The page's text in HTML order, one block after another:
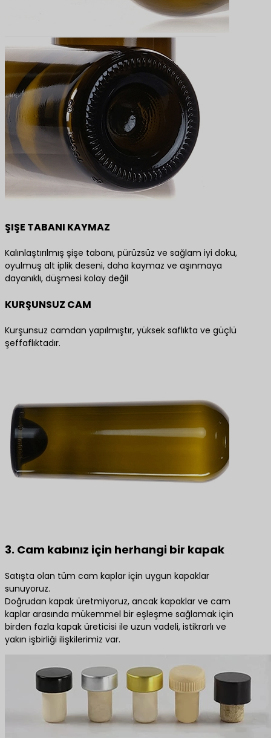
ŞIŞE TABANI KAYMAZ
Kalınlaştırılmış şişe tabanı, pürüzsüz ve sağlam iyi doku,
oyulmuş alt iplik deseni, daha kaymaz ve aşınmaya
dayanıklı, düşmesi kolay değil
KURŞUNSUZ CAM
Kurşunsuz camdan yapılmıştır, yüksek saflıkta ve güçlü
şeffaflıktadır.
3. Cam kabınız için herhangi bir kapak
Satışta olan tüm cam kaplar için uygun kapaklar
sunuyoruz.
Doğrudan kapak üretmiyoruz, ancak kapaklar ve cam
kaplar arasında mükemmel bir eşleşme sağlamak için
birden fazla kapak üreticisi ile uzun vadeli, istikrarlı ve
yakın işbirliği ilişkilerimiz var.